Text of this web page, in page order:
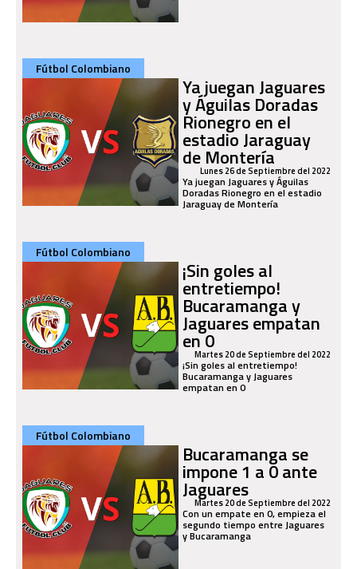
Fútbol Colombiano
Ya juegan Jaguares
y Águilas Doradas
Rionegro en el
estadio Jaraguay
de Montería
Lunes 26 de Septiembre del 2022
Ya juegan Jaguares y Águilas
Doradas Rionegro en el estadio
Jaraguay de Montería
Fútbol Colombiano
¡Sin goles al
entretiempo!
Bucaramanga y
Jaguares empatan
en 0
Martes 20 de Septiembre del 2022
¡Sin goles al entretiempo!
Bucaramanga y Jaguares
empatan en 0
Fútbol Colombiano
Bucaramanga se
impone 1 a 0 ante
Jaguares
Martes 20 de Septiembre del 2022
Con un empate en 0, empieza el
segundo tiempo entre Jaguares
y Bucaramanga